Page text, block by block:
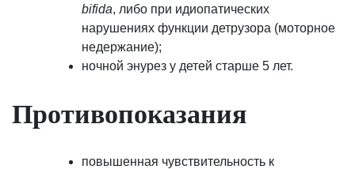
bifida, либо при идиопатических
нарушениях функции детрузора (моторное
недержание);
ночной энурез у детей старше 5 лет.
Противопоказания
повышенная чувствительность к